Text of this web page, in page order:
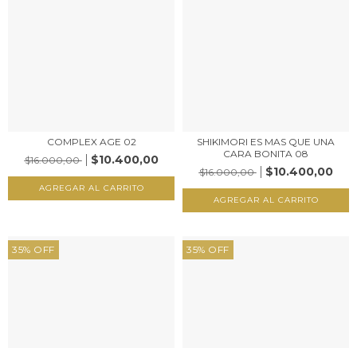
COMPLEX AGE 02
$16.000,00
$10.400,00
SHIKIMORI ES MAS QUE UNA
CARA BONITA 08
$16.000,00
$10.400,00
35% OFF 35% OFF